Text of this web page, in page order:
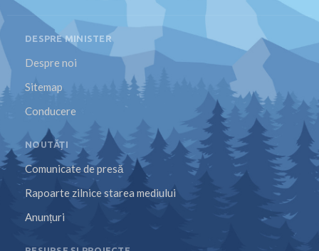
DESPRE MINISTER
Despre noi
Sitemap
Conducere
NOUTĂȚI
Comunicate de presă
Rapoarte zilnice starea mediului
Anunțuri